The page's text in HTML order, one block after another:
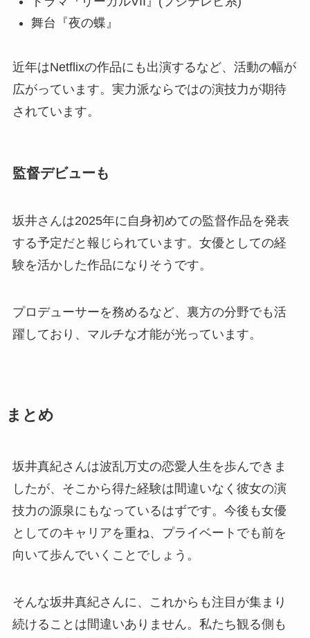
舞台『夜の蝶』
近年はNetflixの作品にも出演するなど、活動の幅が
広がっています。実力派ならではの演技力が期待
されています。
監督デビューも
坂井さんは2025年に自身初めての監督作品を発表
する予定だと報じられています。女優としての経
験を活かした作品になりそうです。
プロデューサーを務めるなど、裏方の分野でも活
躍しており、マルチな才能が光っています。
まとめ
坂井真紀さんは波乱万丈の恋愛人生を歩んできま
したが、そこから得た経験は間違いなく彼女の演
技力の源泉にもなっているはずです。今後も女優
としてのキャリアを重ね、プライベートでも前を
向いて歩んでいくことでしょう。
そんな坂井真紀さんに、これからも注目が集まり
続けることは間違いありません。私たち観る側も